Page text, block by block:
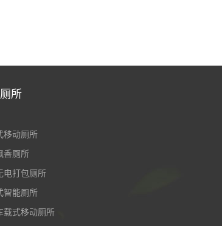
所
移动厕所
香厕所
电打包厕所
智能厕所
载式移动厕所